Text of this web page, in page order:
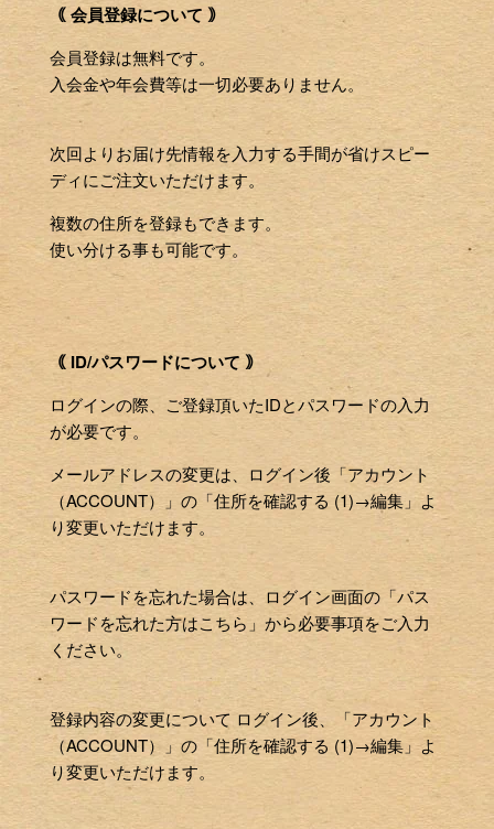
｟ 会員登録について ｠
会員登録は無料です。
入会金や年会費等は一切必要ありません。
次回よりお届け先情報を入力する手間が省けスピー
ディにご注文いただけます。
複数の住所を登録もできます。
使い分ける事も可能です。
｟ ID/パスワードについて ｠
ログインの際、ご登録頂いたIDとパスワードの入力
が必要です。
メールアドレスの変更は、ログイン後「アカウント
（ACCOUNT）」の「住所を確認する (1)→編集」よ
り変更いただけます。
パスワードを忘れた場合は、ログイン画面の「パス
ワードを忘れた方はこちら」から必要事項をご入力
ください。
登録内容の変更について ログイン後、「アカウント
（ACCOUNT）」の「住所を確認する (1)→編集」よ
り変更いただけます。